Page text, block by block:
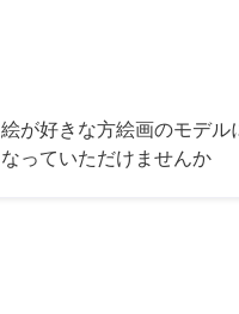
絵が好きな方絵画のモデル
なっていただけませんか